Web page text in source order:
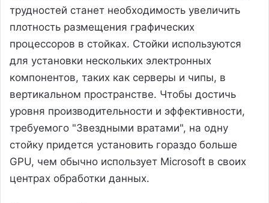
трудностей станет необходимость увеличить
плотность размещения графических
процессоров в стойках. Стойки используются
для установки нескольких электронных
компонентов, таких как серверы и чипы, в
вертикальном пространстве. Чтобы достичь
уровня производительности и эффективности,
требуемого "Звездными вратами", на одну
стойку придется установить гораздо больше
GPU, чем обычно использует Microsoft в своих
центрах обработки данных.